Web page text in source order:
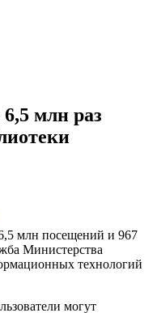
млн раз
млн посещений и 967
Министерства
технологий
могут